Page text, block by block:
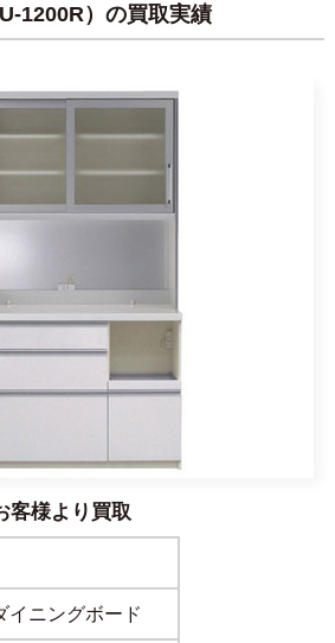
1200R）の買取実績
客様より買取
イニングボード